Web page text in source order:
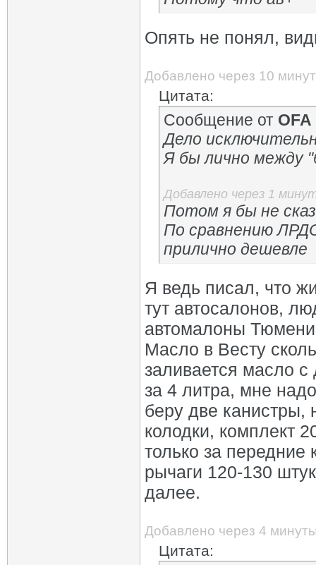
Опять не понял,
Добавлено через 10 минут
Цитата:
Сообщение от OFA
Дело
Я бы лично между
Добавлено через 1
Потом я бы не
По сравнению
прилично дешевле
Я ведь писал, что
тут автосалонов,
автомалоны Тюмени
Масло в Весту
заливается масло
за 4 литра, мне
беру две
колодки, комплект
только за
рычаги 120-130
далее.
Добавлено через 4
Цитата: